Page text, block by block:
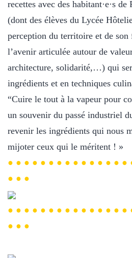
recettes avec des habitant·e·s
(dont des élèves du Lycée
perception du territoire et de son
l’avenir articulée autour de
architecture, solidarité,…) qui
ingrédients et en techniques
“Cuire le tout à la vapeur pour
un souvenir du passé industriel
revenir les ingrédients qui nous
mijoter ceux qui le méritent ! »
● ● ● ● ● ● ● ● ● ● ● ● ● ● ●
● ● ●
● ● ● ● ● ● ● ● ● ● ● ● ● ● ●
● ● ●